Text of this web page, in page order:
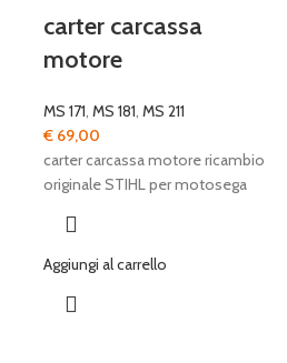
carter carcassa
motore
MS 171, MS 181, MS 211
€ 69,00
carter carcassa motore ricambio
originale STIHL per motosega
Aggiungi al carrello